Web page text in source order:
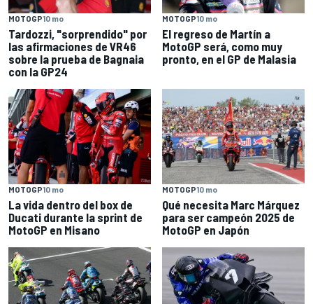
MOTOGP10 mo
Tardozzi, "sorprendido" por
las afirmaciones de VR46
sobre la prueba de Bagnaia
con la GP24
MOTOGP10 mo
El regreso de Martín a
MotoGP será, como muy
pronto, en el GP de Malasia
MOTOGP10 mo
La vida dentro del box de
Ducati durante la sprint de
MotoGP en Misano
MOTOGP10 mo
Qué necesita Marc Márquez
para ser campeón 2025 de
MotoGP en Japón